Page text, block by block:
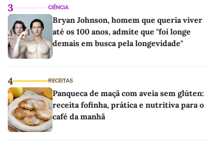
3 CIÊNCIA
Bryan Johnson, homem que queria viver
até os 100 anos, admite que "foi longe
demais em busca pela longevidade"
4 RECEITAS
Panqueca de maçã com aveia sem glúten:
receita fofinha, prática e nutritiva para o
café da manhã